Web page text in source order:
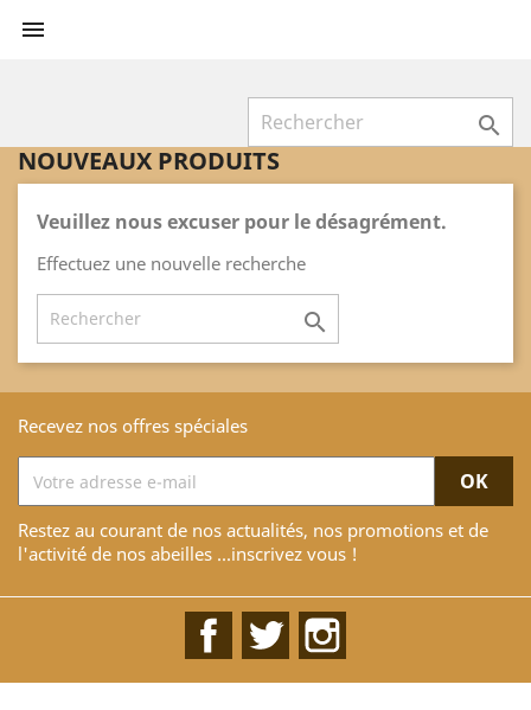


NOUVEAUX PRODUITS
Veuillez nous excuser pour le désagrément.
Effectuez une nouvelle recherche

Recevez nos offres spéciales
Restez au courant de nos actualités, nos promotions et de
l'activité de nos abeilles ...inscrivez vous !
FacebookTwitter